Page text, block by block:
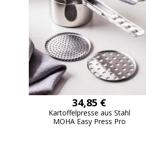
34,85 €
Kartoffelpresse aus Stahl
MOHA Easy Press Pro